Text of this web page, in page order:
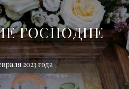
ГОСПОДНЕ
2023 года